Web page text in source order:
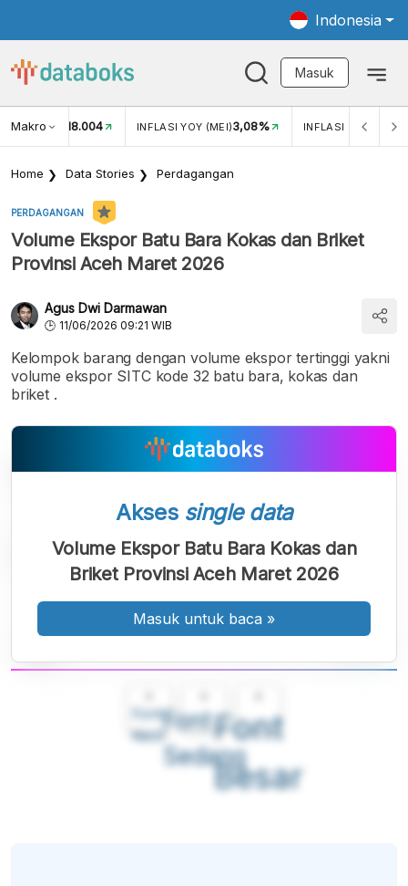
Indonesia
Masuk
Makro
USD/IDR 18.004 INFLASI YOY (MEI)3,08% INFLASI MOM (MEI)
Home Data Stories Perdagangan
PERDAGANGAN
Volume Ekspor Batu Bara Kokas dan Briket
Provinsi Aceh Maret 2026
Agus Dwi Darmawan
11/06/2026 09:21 WIB
Kelompok barang dengan volume ekspor tertinggi yakni
volume ekspor SITC kode 32 batu bara, kokas dan
briket .
Font
Kecil
Font
Sedang
Font
Besar
Akses single data
Volume Ekspor Batu Bara Kokas dan
Briket Provinsi Aceh Maret 2026
Masuk untuk baca »